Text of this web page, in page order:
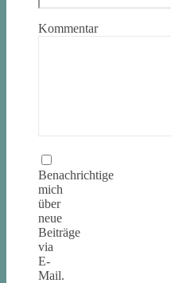
Kommentar
Benachrichtige
mich
über
neue
Beiträge
via
E-
Mail.